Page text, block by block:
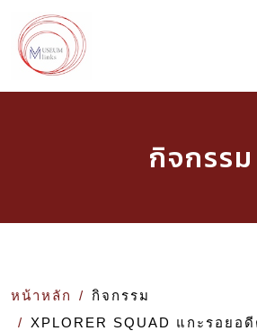
กิจกรรม
หน้าหลัก
กิจกรรม
XPLORER SQUAD แกะรอยอ